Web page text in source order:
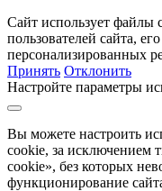
Сайт использует файлы
пользователей сайта,
персонализированных
Принять Отклонить
Настройте параметры
Вы можете настроить
cookie, за исключением
cookie», без которых
функционирование